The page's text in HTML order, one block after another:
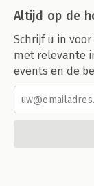
Altijd op de
Schrijf u in
met relevante
events en de